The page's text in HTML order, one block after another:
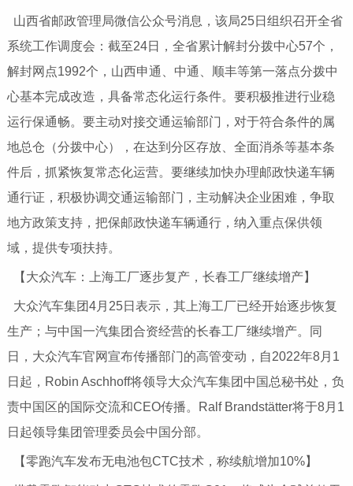
山西省邮政管理局微信公众号消息，该局25日组织召开全省
系统工作调度会：截至24日，全省累计解封分拨中心57个，
解封网点1992个，山西申通、中通、顺丰等第一落点分拨中
心基本完成改造，具备常态化运行条件。要积极推进行业稳
运行保通畅。要主动对接交通运输部门，对于符合条件的属
地总仓（分拨中心），在达到分区存放、全面消杀等基本条
件后，抓紧恢复常态化运营。要继续加快办理邮政快递车辆
通行证，积极协调交通运输部门，主动解决企业困难，争取
地方政策支持，把保邮政快递车辆通行，纳入重点保供领
域，提供专项扶持。
【大众汽车：上海工厂逐步复产，长春工厂继续增产】
大众汽车集团4月25日表示，其上海工厂已经开始逐步恢复
生产；与中国一汽集团合资经营的长春工厂继续增产。同
日，大众汽车官网宣布传播部门的高管变动，自2022年8月1
日起，Robin Aschhoff将领导大众汽车集团中国总秘书处，负
责中国区的国际交流和CEO传播。Ralf Brandstätter将于8月1
日起领导集团管理委员会中国分部。
【零跑汽车发布无电池包CTC技术，称续航增加10%】